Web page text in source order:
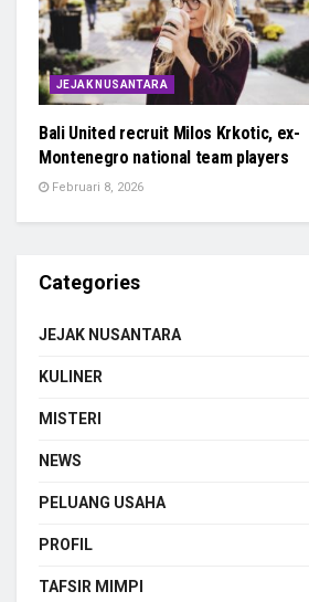
JEJAK NUSANTARA
Bali United recruit Milos Krkotic, ex-
Montenegro national team players
Februari 8, 2026
Categories
JEJAK NUSANTARA
KULINER
MISTERI
NEWS
PELUANG USAHA
PROFIL
TAFSIR MIMPI